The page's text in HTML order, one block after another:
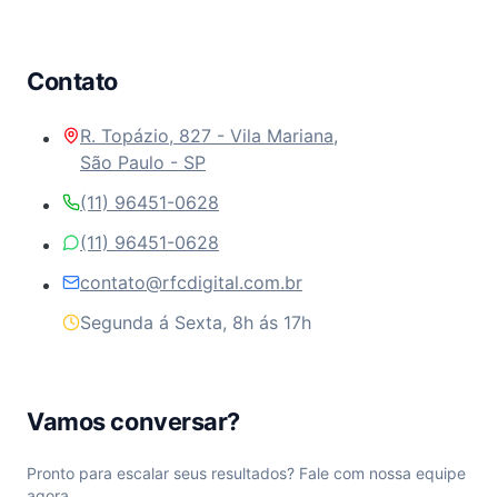
Contato
R. Topázio, 827 - Vila Mariana,
São Paulo - SP
(11) 96451-0628
(11) 96451-0628
contato@rfcdigital.com.br
Segunda á Sexta, 8h ás 17h
Vamos conversar?
Pronto para escalar seus resultados? Fale com nossa equipe